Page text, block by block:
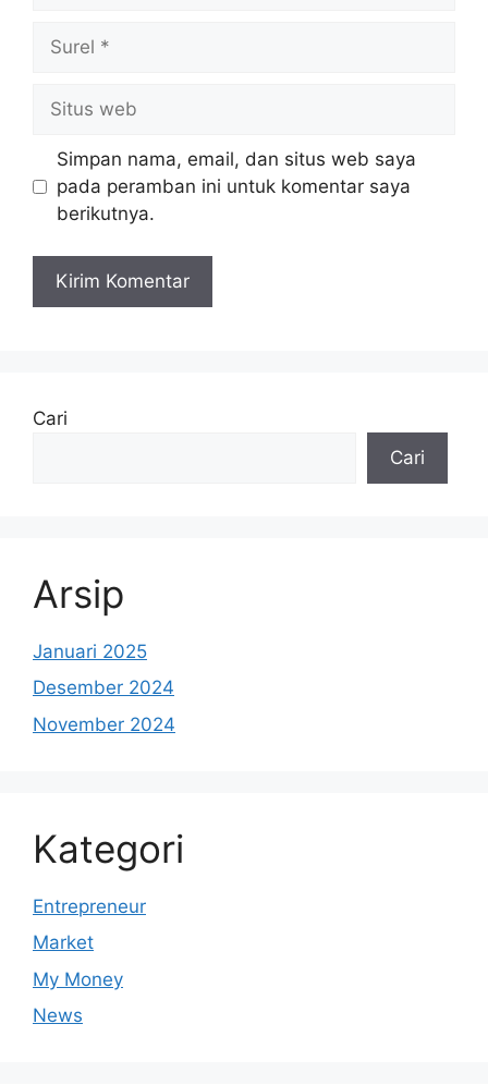
Surel
Situs
web
Simpan nama, email, dan situs web saya
pada peramban ini untuk komentar saya
berikutnya.
Cari
Cari
Arsip
Januari 2025
Desember 2024
November 2024
Kategori
Entrepreneur
Market
My Money
News